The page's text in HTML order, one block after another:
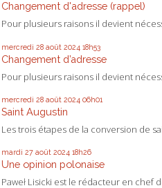
Changement d'adresse (rappel)
Pour plusieurs raisons il devient
mercredi 28 août 2024 18h53
Changement d’adresse
Pour plusieurs raisons il devient
mercredi 28 août 2024 06h01
Saint Augustin
Les trois étapes de la conversion de
mardi 27 août 2024 18h26
Une opinion polonaise
Paweł Lisicki est le rédacteur en chef